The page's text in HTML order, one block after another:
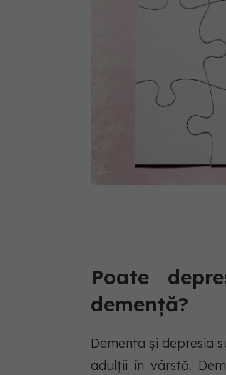
Poate
demență?
Demența și depresia
adulții în vârstă.